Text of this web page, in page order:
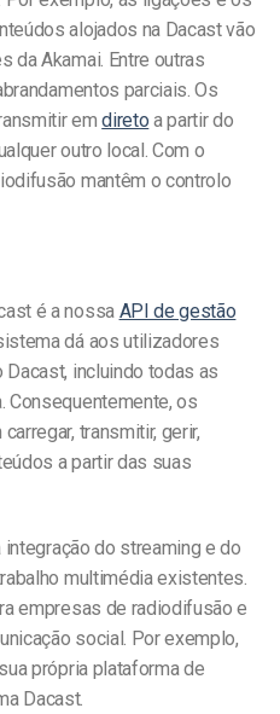
alojados na Dacast vão
da Akamai. Entre outras
parciais. Os
emdireto a partir do
outro local. Com o
mantêm o controlo
é a nossa API de gestão
dá aos utilizadores
incluindo todas as
Consequentemente, os
transmitir, gerir,
a partir das suas
do streaming e do
multimédia existentes.
empresas de radiodifusão e
social. Por exemplo,
própria plataforma de
Dacast.